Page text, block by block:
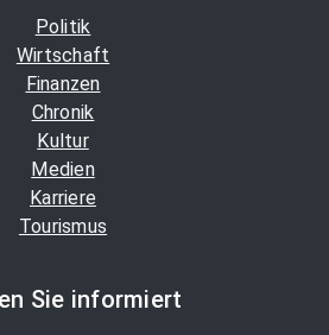
Politik
Wirtschaft
Finanzen
Chronik
Kultur
Medien
Karriere
Tourismus
Sie informiert